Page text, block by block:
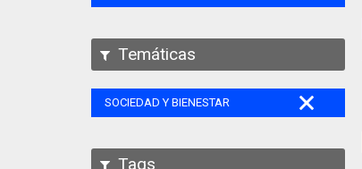
Temáticas
SOCIEDAD Y BIENESTAR
Tags